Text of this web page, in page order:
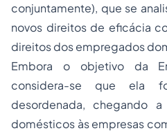
conjuntamente), que se
novos direitos de eficácia
direitos dos empregados
Embora o objetivo da
considera-se que ela
desordenada, chegando
domésticos às empresas